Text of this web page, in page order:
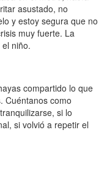
asustado, no
y estoy segura que no
muy fuerte. La
niño.
compartido lo que
Cuéntanos como
si lo
si volvió a repetir el